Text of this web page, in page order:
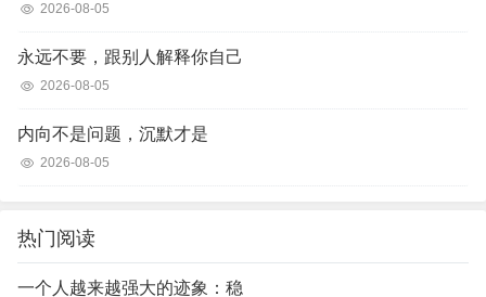
2026-08-05
永远不要，跟别人解释你自己
2026-08-05
内向不是问题，沉默才是
2026-08-05
热门阅读
一个人越来越强大的迹象：稳